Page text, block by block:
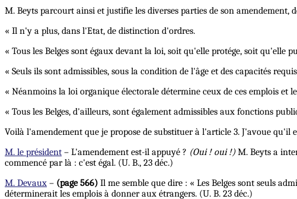
M. Beyts parcourt ainsi et justifie les diverses parties de son amendement,
« Il n'y a plus, dans l'Etat, de distinction d'ordres.
« Tous les Belges sont égaux devant la loi, soit qu'elle protége, soit qu'elle
« Seuls ils sont admissibles, sous la condition de l'âge et des capacités
« Néanmoins la loi organique électorale détermine ceux de ces emplois et
« Tous les Belges, d'ailleurs, sont également admissibles aux fonctions
Voilà l'amendement que je propose de substituer à l'article 3. J'avoue qu'il
M. le président – L'amendement est-il appuyé ? (Oui ! oui !)M. Beyts a
commencé par là : c'est égal. (U. B., 23 déc.)
M. Devaux – (page 566) Il me semble que dire : « Les Belges sont seuls
déterminerait les emplois à donner aux étrangers. (U. B. 23 déc.)